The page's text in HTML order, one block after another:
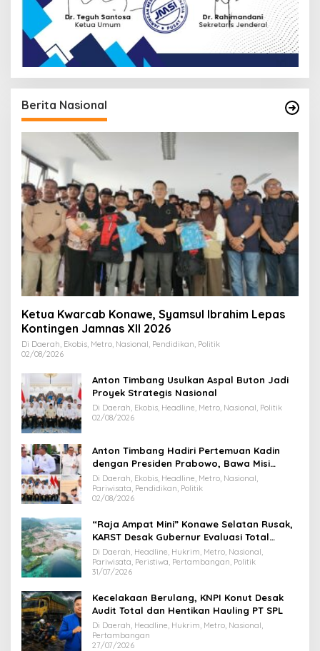
Berita Nasional
Ketua Kwarcab Konawe, Syamsul Ibrahim Lepas
Kontingen Jamnas XII 2026
Di Daerah, Ekobis, Metro, Nasional, Pendidikan, Politik
02/08/2026
Anton Timbang Usulkan Aspal Buton Jadi
Proyek Strategis Nasional
Di Daerah, Ekobis, Headline, Metro, Nasional, Politik
02/08/2026
Anton Timbang Hadiri Pertemuan Kadin
dengan Presiden Prabowo, Bawa Misi
Majukan Ekonomi Sultra
Di Daerah, Ekobis, Headline, Metro, Nasional,
Pariwisata, Pendidikan, Politik
02/08/2026
“Raja Ampat Mini” Konawe Selatan Rusak,
KARST Desak Gubernur Evaluasi Total
Dispar Sultra
Di Daerah, Headline, Hukrim, Metro, Nasional,
Pariwisata, Peristiwa, Pertambangan, Politik
31/07/2026
Kecelakaan Berulang, KNPI Konut Desak
Audit Total dan Hentikan Hauling PT SPL
Di Daerah, Headline, Hukrim, Metro, Nasional,
Pertambangan
27/07/2026